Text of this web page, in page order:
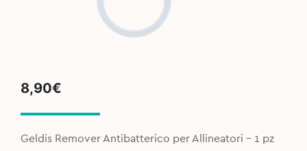
8,90€
Geldis Remover Antibatterico per Allineatori - 1 pz